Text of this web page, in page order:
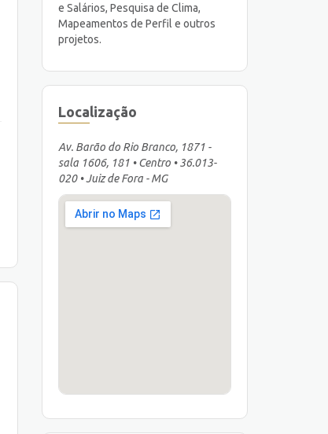
e Salários, Pesquisa de Clima,
Mapeamentos de Perfil e outros
projetos.
Localização
Av. Barão do Rio Branco, 1871 -
sala 1606, 181 • Centro • 36.013-
020 • Juiz de Fora - MG